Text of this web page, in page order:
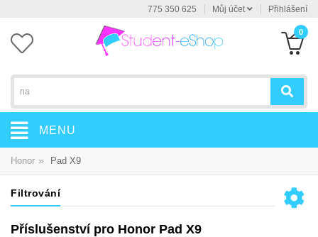
775 350 625 Můj účet Přihlášení
0
MENU
Honor » Pad X9
Filtrování
Příslušenství pro Honor Pad X9